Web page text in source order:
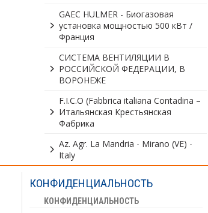
GAEC HULMER - Биогазовая
установка мощностью 500 кВт /
Франция
СИСТЕМА ВЕНТИЛЯЦИИ В
РОССИЙСКОЙ ФЕДЕРАЦИИ, В
ВОРОНЕЖЕ
F.I.C.O (Fabbrica italiana Contadina –
Итальянская Крестьянская
Фабрика
Az. Agr. La Mandria - Mirano (VE) -
Italy
КОНФИДЕНЦИАЛЬНОСТЬ
КОНФИДЕНЦИАЛЬНОСТЬ